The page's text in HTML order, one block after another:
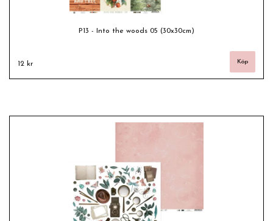
P13 - Into the woods 05 (30x30cm)
12 kr